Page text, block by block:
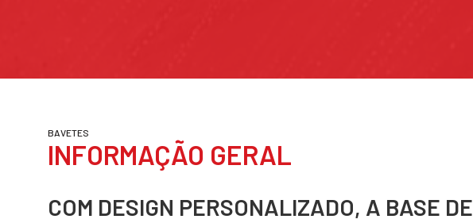
BAVETES
INFORMAÇÃO GERAL
COM DESIGN PERSONALIZADO, A BASE DE